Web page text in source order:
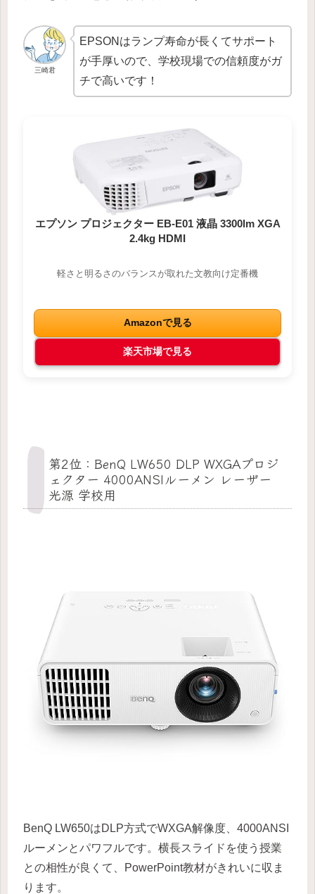
三崎君
EPSONはランプ寿命が長くてサポート
が手厚いので、学校現場での信頼度がガ
チで高いです！
エプソン プロジェクター EB-E01 液晶 3300lm XGA
2.4kg HDMI
軽さと明るさのバランスが取れた文教向け定番機
Amazonで見る
楽天市場で見る
第2位：BenQ LW650 DLP WXGAプロジ
ェクター 4000ANSIルーメン レーザー
光源 学校用
BenQ LW650はDLP方式でWXGA解像度、4000ANSI
ルーメンとパワフルです。横長スライドを使う授業
との相性が良くて、PowerPoint教材がきれいに収ま
ります。